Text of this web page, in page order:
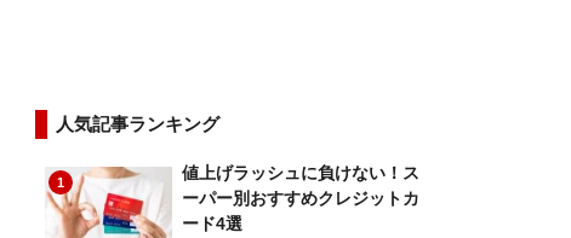
人気記事ランキング
1
値上げラッシュに負けない！ス
ーパー別おすすめクレジットカ
ード4選